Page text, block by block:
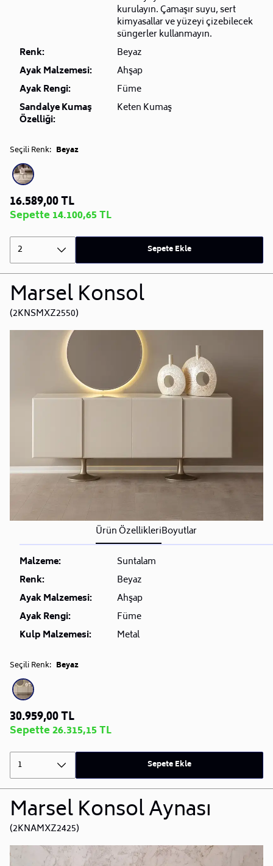
kurulayın. Çamaşır suyu, sert
kimyasallar ve yüzeyi çizebilecek
süngerler kullanmayın.
Renk:
Beyaz
Ayak Malzemesi:
Ahşap
Ayak Rengi:
Füme
Sandalye Kumaş
Özelliği:
Keten Kumaş
Seçili Renk: Beyaz
16.589,00 TL
Sepette 14.100,65 TL
2 Sepete Ekle
Marsel Konsol
(2KNSMXZ2550)
Ürün ÖzellikleriBoyutlar
Malzeme:
Suntalam
Renk:
Beyaz
Ayak Malzemesi:
Ahşap
Ayak Rengi:
Füme
Kulp Malzemesi:
Metal
Seçili Renk: Beyaz
30.959,00 TL
Sepette 26.315,15 TL
1 Sepete Ekle
Marsel Konsol Aynası
(2KNAMXZ2425)